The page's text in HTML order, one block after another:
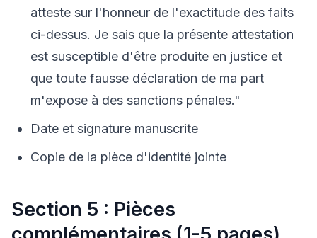
atteste sur l'honneur de l'exactitude des faits
ci-dessus. Je sais que la présente attestation
est susceptible d'être produite en justice et
que toute fausse déclaration de ma part
m'expose à des sanctions pénales."
Date et signature manuscrite
Copie de la pièce d'identité jointe
Section 5 : Pièces